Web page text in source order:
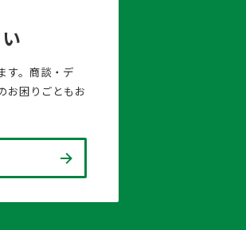
す。商談・デ
お困りごともお